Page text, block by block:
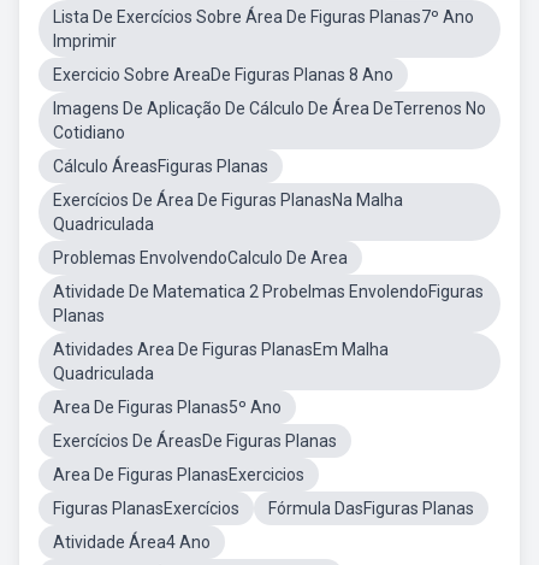
Lista De Exercícios Sobre Área De Figuras Planas7º Ano
Imprimir
Exercicio Sobre AreaDe Figuras Planas 8 Ano
Imagens De Aplicação De Cálculo De Área DeTerrenos No
Cotidiano
Cálculo ÁreasFiguras Planas
Exercícios De Área De Figuras PlanasNa Malha
Quadriculada
Problemas EnvolvendoCalculo De Area
Atividade De Matematica 2 Probelmas EnvolendoFiguras
Planas
Atividades Area De Figuras PlanasEm Malha
Quadriculada
Area De Figuras Planas5º Ano
Exercícios De ÁreasDe Figuras Planas
Area De Figuras PlanasExercicios
Figuras PlanasExercícios
Fórmula DasFiguras Planas
Atividade Área4 Ano